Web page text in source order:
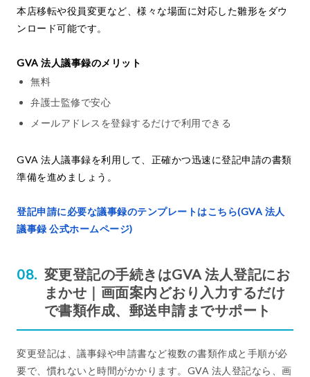
本店移転や役員変更など、様々な場面に対応した雛形をダウ
ンロード可能です。
GVA 法人議事録のメリット
無料
弁護士監修で安心
メールアドレスを登録するだけで利用できる
GVA 法人議事録を利用して、正確かつ迅速に登記申請の書類
準備を進めましょう。
登記申請に必要な議事録のテンプレートはこちら(GVA 法人
議事録 公式ホームページ)
変更登記の手続きはGVA 法人登記にお
まかせ｜画面案内どおり入力するだけ
で書類作成、郵送申請までサポート
変更登記は、議事録や申請書など複数の書類作成と手順が必
要で、慣れないと時間がかかります。GVA 法人登記なら、画